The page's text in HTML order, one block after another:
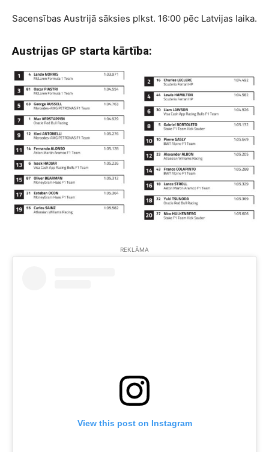
Sacensības Austrijā sāksies plkst. 16:00 pēc Latvijas laika.
Austrijas GP starta kārtība:
REKLĀMA
View this post on Instagram